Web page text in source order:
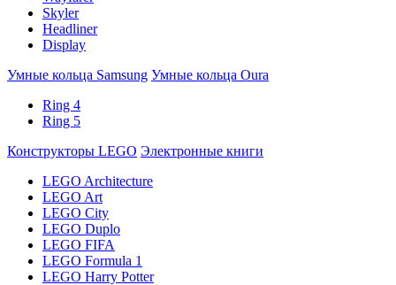
Skyler
Headliner
Display
Умные кольца Samsung Умные кольца Oura
Ring 4
Ring 5
Конструкторы LEGO Электронные книги
LEGO Architecture
LEGO Art
LEGO City
LEGO Duplo
LEGO FIFA
LEGO Formula 1
LEGO Harry Potter